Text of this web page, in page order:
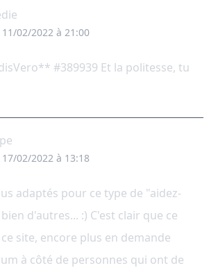
11/02/2022 à 21:00
#389939 Et la politesse, tu
17/02/2022 à 13:18
adaptés pour ce type de "aidez-
d'autres... :) C'est clair que ce
site, encore plus en demande
à côté de personnes qui ont de